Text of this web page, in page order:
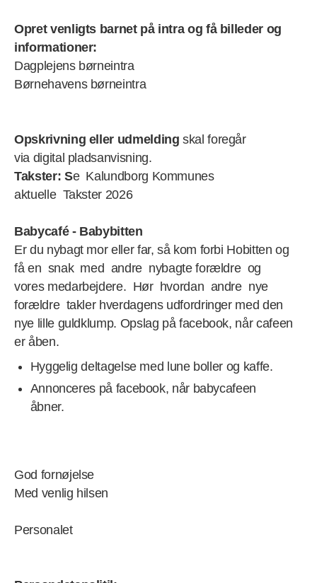
Opret venligts barnet på intra og få billeder og
informationer:
Dagplejens børneintra
Børnehavens børneintra
Opskrivning eller udmeldingskal foregår
via digital pladsanvisning.
Takster: Se Kalundborg Kommunes
aktuelle Takster 2026
Babycafé - Babybitten
Er du nybagt mor eller far, så kom forbi Hobitten og
få en snak med andre nybagte forældre og
vores medarbejdere. Hør hvordan andre nye
forældre takler hverdagens udfordringer med den
nye lille guldklump. Opslag på facebook, når cafeen
er åben.
Hyggelig deltagelse med lune boller og kaffe.
Annonceres på facebook, når babycafeen
åbner.
God fornøjelse
Med venlig hilsen
Personalet